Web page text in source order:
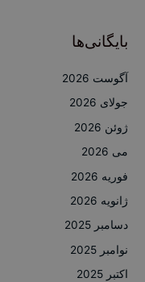
بایگانی‌ها
آگوست 2026
جولای 2026
ژوئن 2026
می 2026
فوریه 2026
ژانویه 2026
دسامبر 2025
نوامبر 2025
اکتبر 2025